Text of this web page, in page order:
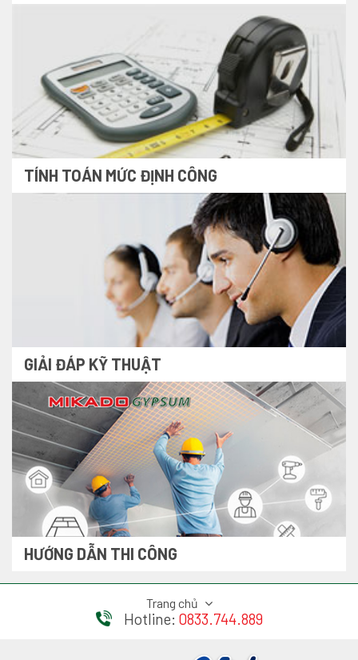
TÍNH TOÁN MỨC ĐỊNH CÔNG
GIẢI ĐÁP KỸ THUẬT
HƯỚNG DẪN THI CÔNG
Trang chủ
Hotline: 0833.744.889